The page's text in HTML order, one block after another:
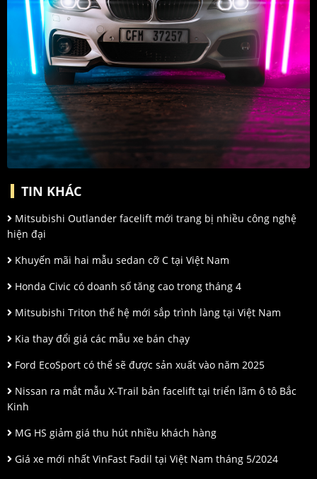
TIN KHÁC
Mitsubishi Outlander facelift mới trang bị nhiều công nghệ
hiện đại
Khuyến mãi hai mẫu sedan cỡ C tại Việt Nam
Honda Civic có doanh số tăng cao trong tháng 4
Mitsubishi Triton thế hệ mới sắp trình làng tại Việt Nam
Kia thay đổi giá các mẫu xe bán chạy
Ford EcoSport có thể sẽ được sản xuất vào năm 2025
Nissan ra mắt mẫu X-Trail bản facelift tại triển lãm ô tô Bắc
Kinh
MG HS giảm giá thu hút nhiều khách hàng
Giá xe mới nhất VinFast Fadil tại Việt Nam tháng 5/2024